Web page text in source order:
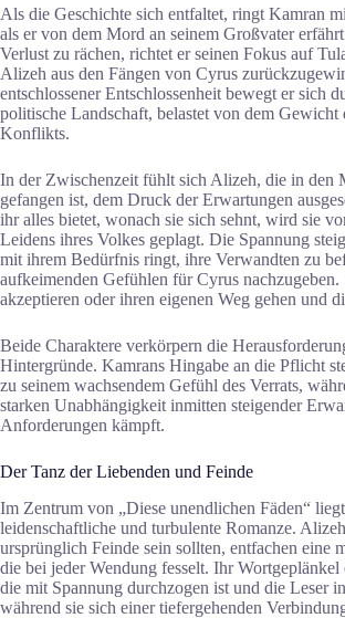
Als die Geschichte sich entfaltet, ringt Kamran
als er von dem Mord an seinem Großvater
Verlust zu rächen, richtet er seinen Fokus auf
Alizeh aus den Fängen von Cyrus
entschlossener Entschlossenheit bewegt er sich
politische Landschaft, belastet von dem Gewicht
Konflikts.
In der Zwischenzeit fühlt sich Alizeh, die in den
gefangen ist, dem Druck der Erwartungen
ihr alles bietet, wonach sie sich sehnt, wird sie
Leidens ihres Volkes geplagt. Die Spannung
mit ihrem Bedürfnis ringt, ihre Verwandten zu
aufkeimenden Gefühlen für Cyrus
akzeptieren oder ihren eigenen Weg gehen und
Beide Charaktere verkörpern die
Hintergründe. Kamrans Hingabe an die Pflicht
zu seinem wachsendem Gefühl des Verrats,
starken Unabhängigkeit inmitten steigender
Anforderungen kämpft.
Der Tanz der Liebenden und Feinde
Im Zentrum von „Diese unendlichen Fäden“
leidenschaftliche und turbulente Romanze.
ursprünglich Feinde sein sollten, entfachen eine
die bei jeder Wendung fesselt. Ihr
die mit Spannung durchzogen ist und die Leser
während sie sich einer tiefergehenden